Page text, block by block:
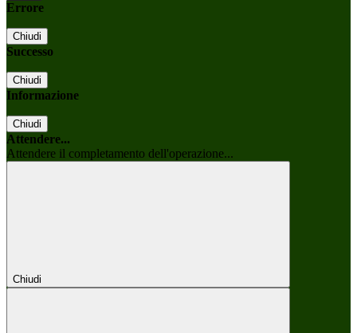
Errore
Chiudi
Successo
Chiudi
Informazione
Chiudi
Attendere...
Attendere il completamento dell'operazione...
Chiudi